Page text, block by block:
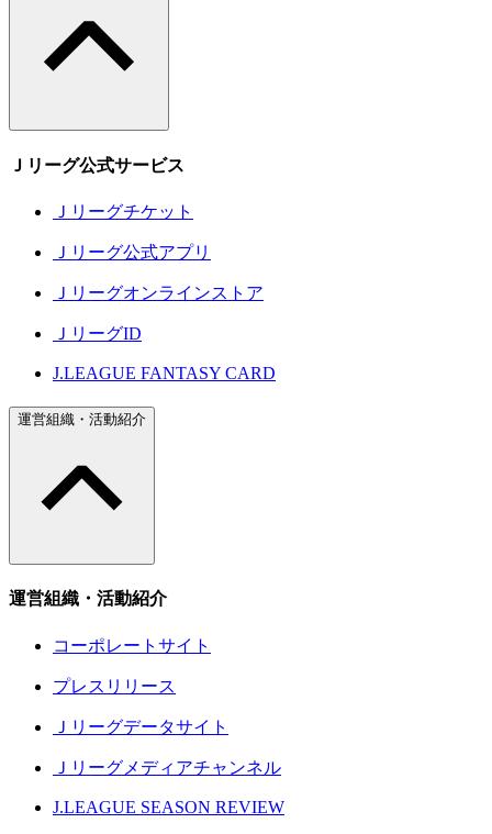
Ｊリーグ公式サービス
Ｊリーグチケット
Ｊリーグ公式アプリ
Ｊリーグオンラインストア
ＪリーグID
J.LEAGUE FANTASY CARD
運営組織・活動紹介
運営組織・活動紹介
コーポレートサイト
プレスリリース
Ｊリーグデータサイト
Ｊリーグメディアチャンネル
J.LEAGUE SEASON REVIEW